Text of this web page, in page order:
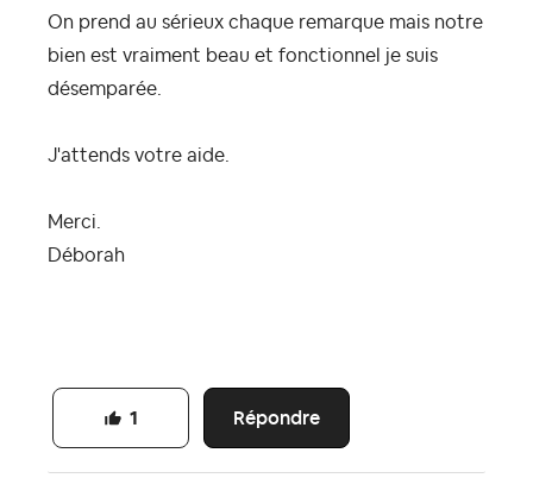
On prend au sérieux chaque remarque mais notre
bien est vraiment beau et fonctionnel je suis
désemparée.
J'attends votre aide.
Merci.
Déborah
Répondre
1